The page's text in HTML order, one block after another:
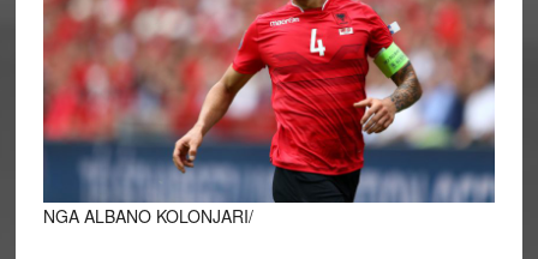
NGA ALBANO KOLONJARI/